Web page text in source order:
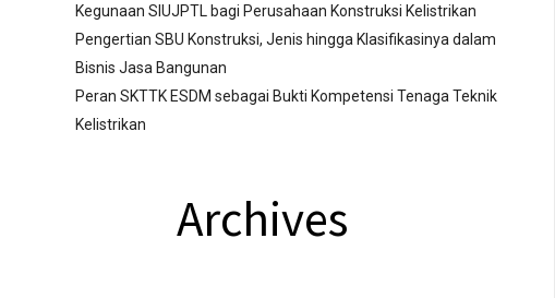
Kegunaan SIUJPTL bagi Perusahaan Konstruksi Kelistrikan
Pengertian SBU Konstruksi, Jenis hingga Klasifikasinya dalam
Bisnis Jasa Bangunan
Peran SKTTK ESDM sebagai Bukti Kompetensi Tenaga Teknik
Kelistrikan
Archives